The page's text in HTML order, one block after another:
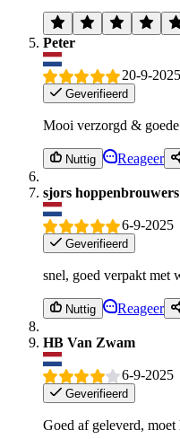
Peter
20-9-2025
Geverifieerd
Mooi verzorgd & goede
Nuttig Reageer
sjors hoppenbrouwers
6-9-2025
Geverifieerd
snel, goed verpakt met
Nuttig Reageer
HB Van Zwam
6-9-2025
Geverifieerd
Goed af geleverd,